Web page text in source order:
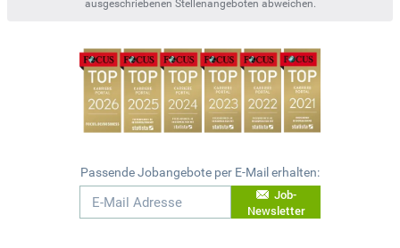
ausgeschriebenen Stellenangeboten abweichen.
Passende Jobangebote per E-Mail erhalten:
Job-
Newsletter